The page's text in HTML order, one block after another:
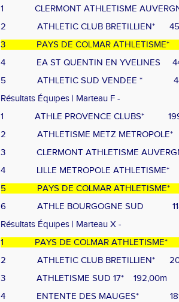
1
CLERMONT ATHLETISME
2
ATHLETIC CLUB BRETILLIEN*
3
PAYS DE COLMAR ATHLETISME*
4
EA ST QUENTIN EN YVELINES
5
ATHLETIC SUD VENDEE *
Résultats Équipes | Marteau F -
1
ATHLE PROVENCE CLUBS*
2
ATHLETISME METZ METROPOLE*
3
CLERMONT ATHLETISME
4
LILLE METROPOLE ATHLETISME*
5
PAYS DE COLMAR ATHLETISME*
6
ATHLE BOURGOGNE SUD
Résultats Équipes | Marteau X -
1
PAYS DE COLMAR ATHLETISME*
2
ATHLETIC CLUB BRETILLIEN*
3
ATHLETISME SUD 17*
192,00m
4
ENTENTE DES MAUGES*